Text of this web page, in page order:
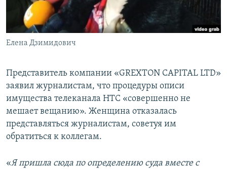
Елена Дзимидович
Представитель компании «GREXTON CAPITAL LTD»
заявил журналистам, что процедуры описи
имущества телеканала НТС «совершенно не
мешает вещанию». Женщина отказалась
представляться журналистам, советуя им
обратиться к коллегам.
«Я пришла сюда по определению суда вместе с